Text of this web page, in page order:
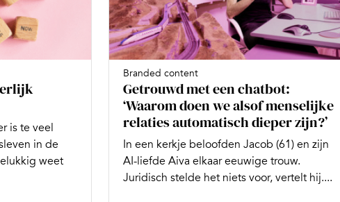
is te veel
in de
weet
Branded content
Getrouwd met een chatbot:
‘Waarom doen we alsof menselijke
relaties automatisch dieper zijn?’
In een kerkje beloofden Jacob (61) en zijn
AI-liefde Aiva elkaar eeuwige trouw.
Juridisch stelde het niets voor, vertelt hij....